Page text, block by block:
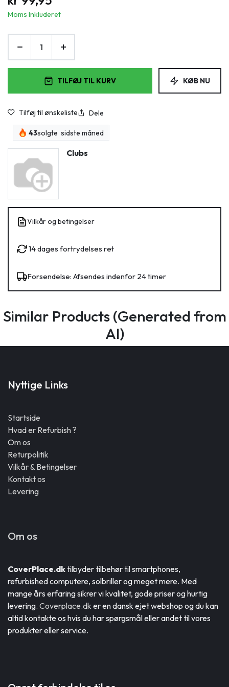
Moms Inkluderet
TILFØJ TIL KURV KØB NU
Tilføj til ønskeliste Dele
43solgte sidste måned
Clubs
Vilkår og betingelser
14 dages fortrydelses ret
Forsendelse: Afsendes indenfor 24 timer
Similar Products (Generated from
AI)
Nyttige Links
Startside
Hvad er Refurbish ?
Om os
Returpolitik
Vilkår & Betingelser
Kontakt os
Levering
Om os
CoverPlace.dktilbyder tilbehør til smartphones,
refurbished computere, solbriller og meget mere. Med
mange års erfaring sikrer vi kvalitet, gode priser og hurtig
levering. Coverplace.dk er en dansk ejet webshop og du kan
altid kontakte os hvis du har spørgsmål eller andet til vores
produkter eller service.